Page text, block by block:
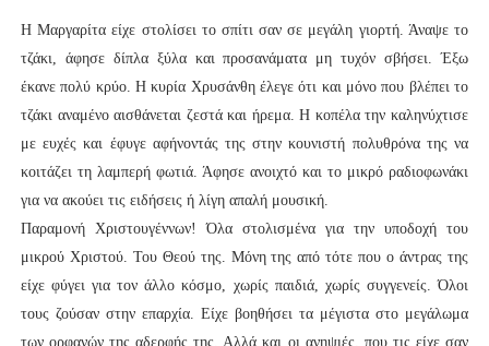
Η Μαργαρίτα είχε στολίσει το σπίτι σαν σε μεγάλη γιορτή. Άναψε το
τζάκι, άφησε δίπλα ξύλα και προσανάματα μη τυχόν σβήσει. Έξω
έκανε πολύ κρύο. Η κυρία Χρυσάνθη έλεγε ότι και μόνο που βλέπει το
τζάκι αναμένο αισθάνεται ζεστά και ήρεμα. Η κοπέλα την καληνύχτισε
με ευχές και έφυγε αφήνοντάς της στην κουνιστή πολυθρόνα της να
κοιτάζει τη λαμπερή φωτιά. Άφησε ανοιχτό και το μικρό ραδιοφωνάκι
για να ακούει τις ειδήσεις ή λίγη απαλή μουσική.
Παραμονή Χριστουγέννων! Όλα στολισμένα για την υποδοχή του
μικρού Χριστού. Του Θεού της. Μόνη της από τότε που ο άντρας της
είχε φύγει για τον άλλο κόσμο, χωρίς παιδιά, χωρίς συγγενείς. Όλοι
τους ζούσαν στην επαρχία. Είχε βοηθήσει τα μέγιστα στο μεγάλωμα
των ορφανών της αδερφής της. Αλλά και οι ανηψιές, που τις είχε σαν